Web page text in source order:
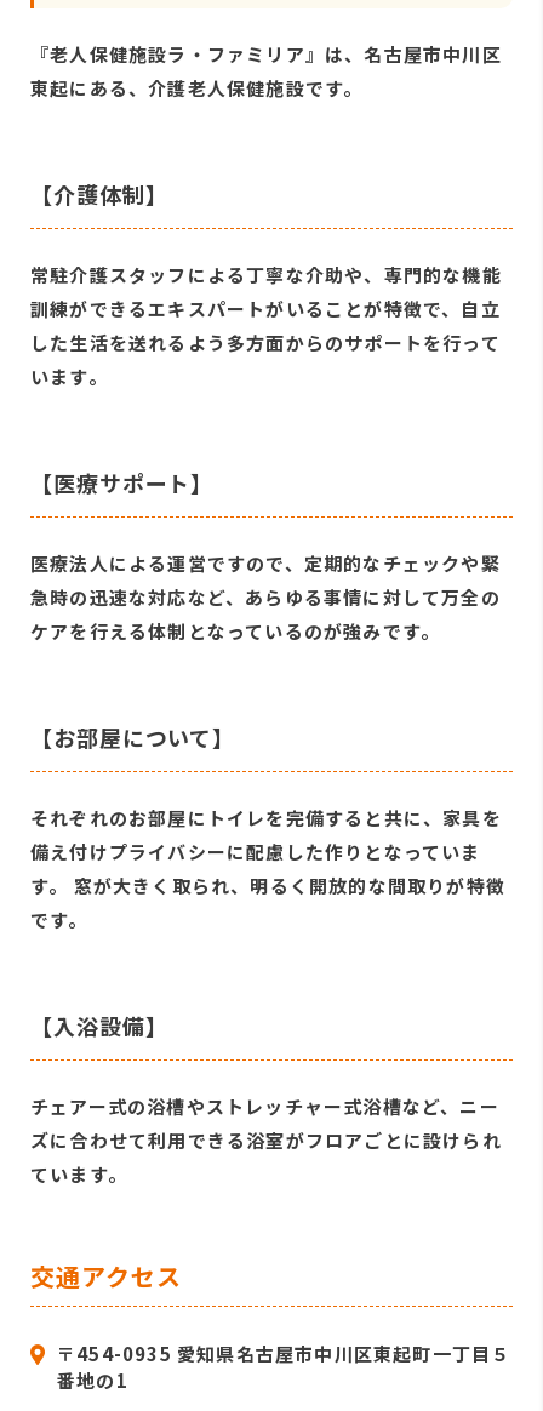
『老人保健施設ラ・ファミリア』は、名古屋市中川区
東起にある、介護老人保健施設です。
【介護体制】
常駐介護スタッフによる丁寧な介助や、専門的な機能
訓練ができるエキスパートがいることが特徴で、自立
した生活を送れるよう多方面からのサポートを行って
います。
【医療サポート】
医療法人による運営ですので、定期的なチェックや緊
急時の迅速な対応など、あらゆる事情に対して万全の
ケアを行える体制となっているのが強みです。
【お部屋について】
それぞれのお部屋にトイレを完備すると共に、家具を
備え付けプライバシーに配慮した作りとなっていま
す。 窓が大きく取られ、明るく開放的な間取りが特徴
です。
【入浴設備】
チェアー式の浴槽やストレッチャー式浴槽など、ニー
ズに合わせて利用できる浴室がフロアごとに設けられ
ています。
交通アクセス
〒454-0935 愛知県名古屋市中川区東起町一丁目５
番地の1